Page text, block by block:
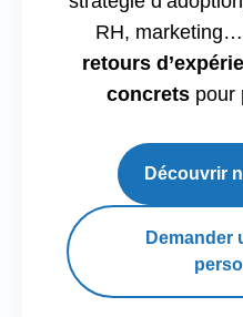
RH, marketing…
retours
concrets pour
Découvrir
Demander